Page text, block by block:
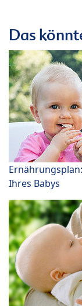
Das
Ihres Babys